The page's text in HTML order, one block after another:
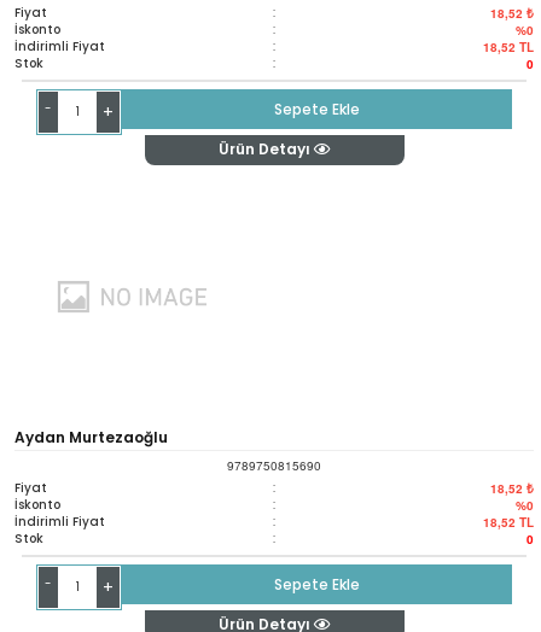
Fiyat : 18,52 ₺
İskonto : %0
İndirimli Fiyat : 18,52 TL
Stok : 0
- +
Sepete Ekle
Ürün Detayı
Aydan Murtezaoğlu
9789750815690
Fiyat : 18,52 ₺
İskonto : %0
İndirimli Fiyat : 18,52 TL
Stok : 0
- +
Sepete Ekle
Ürün Detayı